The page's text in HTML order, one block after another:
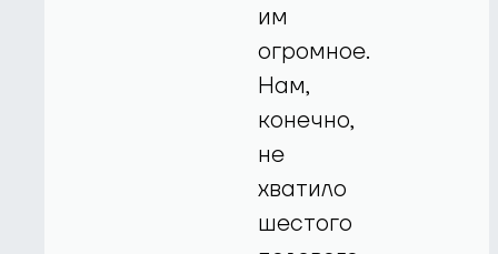
им
огромное.
Нам,
конечно,
не
хватило
шестого